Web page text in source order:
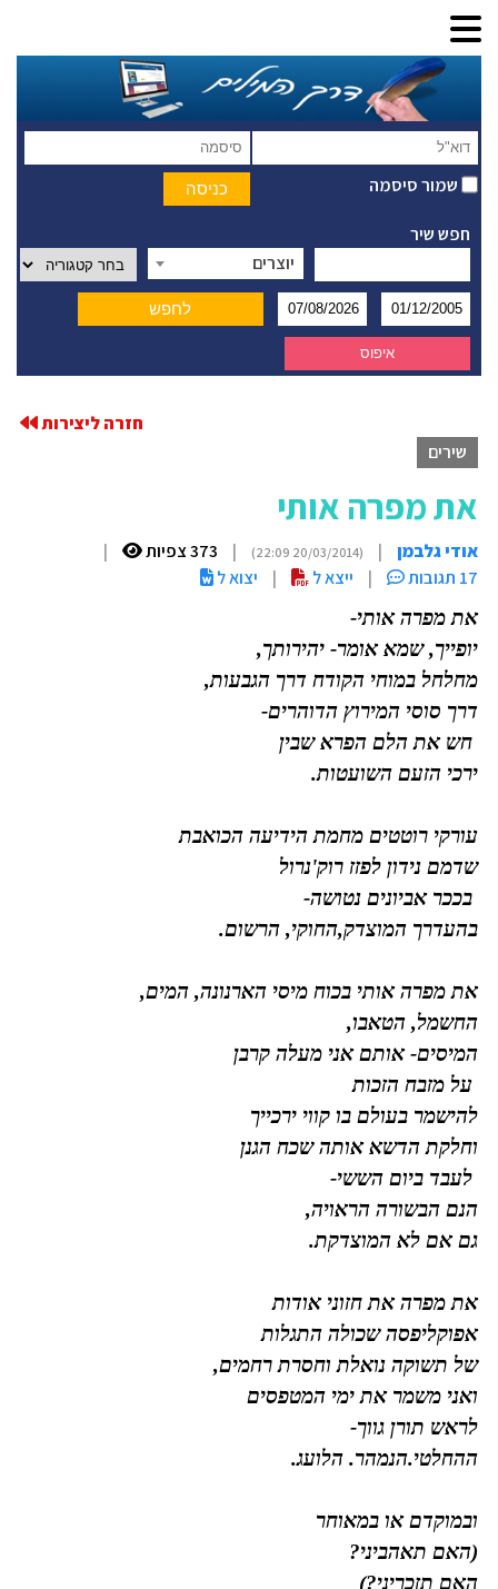
שמור סיסמה
חפש שיר
יוצרים
חזרה ליצירות
שירים
את מפרה אותי
אודי גלבמן |
(20/03/2014 22:09)
| 373 צפיות
|
17 תגובות
| ייצא ל |
יצוא ל
את מפרה אותי-
יופייך, שמא אומר- יהירותך,
מחלחל במוחי הקודח דרך הגבעות,
דרך סוסי המירוץ הדוהרים-
חש את הלם הפרא שבין
ירכי הזעם השועטות.
עורקי רוטטים מחמת הידיעה הכואבת
שדמם נידון לפזז רוק'נרול
בככר אביונים נטושה-
בהעדרך המוצדק,החוקי, הרשום.
את מפרה אותי בכוח מיסי הארנונה, המים,
החשמל, הטאבו,
המיסים- אותם אני מעלה קרבן
על מזבח הזכות
להישמר בעולם בו קווי ירכייך
וחלקת הדשא אותה שכח הגנן
לעבד ביום הששי-
הנם הבשורה הראויה,
גם אם לא המוצדקת.
את מפרה את חזוני אודות
אפוקליפסה שכולה התגלות
של תשוקה נואלת וחסרת רחמים,
ואני משמר את ימי המטפסים
לראש תורן גווך-
ההחלטי.הנמהר. הלועג.
ובמוקדם או במאוחר
(האם תאהביני?
האם תזכריני?)